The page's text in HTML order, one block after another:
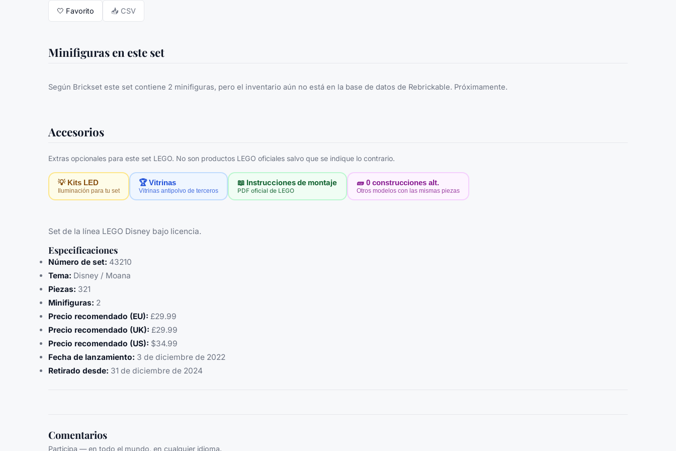
🤍 Favorito 📥 CSV
Minifiguras en este set
Según Brickset este set contiene 2 minifiguras, pero el inventario aún no está en la base de datos de Rebrickable. Próximamente.
Accesorios
Extras opcionales para este set LEGO. No son productos LEGO oficiales salvo que se indique lo contrario.
💡 Kits LED
Iluminación para tu set
🏆 Vitrinas
Vitrinas antipolvo de terceros
📖 Instrucciones de montaje
PDF oficial de LEGO
🧱 0 construcciones alt.
Otros modelos con las mismas piezas
Set de la línea LEGO Disney bajo licencia.
Especificaciones
Número de set: 43210
Tema: Disney / Moana
Piezas: 321
Minifiguras: 2
Precio recomendado (EU): £29.99
Precio recomendado (UK): £29.99
Precio recomendado (US): $34.99
Fecha de lanzamiento: 3 de diciembre de 2022
Retirado desde: 31 de diciembre de 2024
Comentarios
Participa — en todo el mundo, en cualquier idioma.